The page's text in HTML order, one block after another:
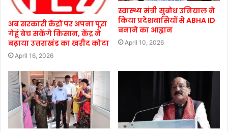
अब सरकारी केंद्रों पर अपना पूरा
गेहूं बेच सकेंगे किसान, केंद्र ने
बढ़ाया उत्तराखंड का खरीद कोटा
April 16, 2026
स्वास्थ्य मंत्री सुबोध उनियाल ने
किया प्रदेशवासियों से ABHA ID
बनाने का आह्वान
April 10, 2026